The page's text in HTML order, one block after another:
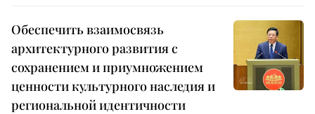
Обеспечить взаимосвязь
архитектурного развития с
сохранением и приумножением
ценности культурного наследия и
региональной идентичности